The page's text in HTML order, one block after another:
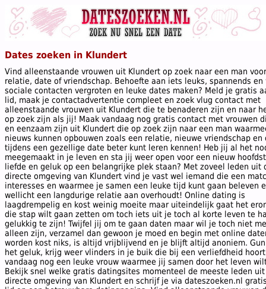
Dates zoeken in Klundert
Vind alleenstaande vrouwen uit Klundert op zoek naar een man
relatie, date of vriendschap. Behoefte aan iets leuks, spannends
sociale contacten vergroten en leuke dates maken? Meld je gratis
lid, maak je contactadvertentie compleet en zoek vlug contact met
alleenstaande vrouwen uit Klundert die te benaderen zijn en naar
op zoek zijn als jij! Maak vandaag nog gratis contact met vrouwen
en eenzaam zijn uit Klundert die op zoek zijn naar een man
nieuws kunnen opbouwen zoals een relatie, nieuwe vriendschap en
tijdens een gezellige date beter kunt leren kennen! Heb jij al het
meegemaakt in je leven en sta jij weer open voor een nieuw
liefde en geluk op een belangrijke plek staan? Met zoveel leden uit
directe omgeving van Klundert vind je vast wel iemand die een
interesses en waarmee je samen een leuke tijd kunt gaan beleven
wellicht een langdurige relatie aan overhoudt! Online dating is
laagdrempelig en kost weinig moeite maar uiteindelijk gaat het
die stap wilt gaan zetten om toch iets uit je toch al korte leven te
gelukkig te zijn! Twijfel jij om te gaan daten maar wil je toch niet
alleen zijn, verzamel dan gewoon je moed en begin met online
worden kost niks, is altijd vrijblijvend en je blijft altijd anoniem.
het geluk, krijg weer vlinders in je buik die bij een verliefdheid
vandaag nog een leuke vrouw waarmee jij samen door het leven
Bekijk snel welke gratis datingsites momenteel de meeste leden
directe omgeving van Klundert en schrijf je via dateszoeken.nl